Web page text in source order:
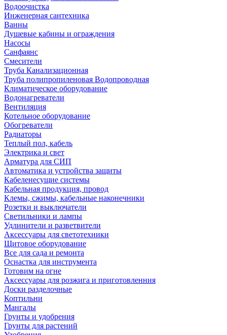
Водоочистка
Инженерная сантехника
Ванны
Душевые кабины и ограждения
Насосы
Санфаянс
Смесители
Труба Канализационная
Труба полипропиленовая Водопроводная
Климатическое оборудование
Водонагреватели
Вентиляция
Котельное оборудование
Обогреватели
Радиаторы
Теплый пол, кабель
Электрика и свет
Арматура для СИП
Автоматика и устройства защиты
Кабеленесущие системы
Кабельная продукция, провод
Клемы, сжимы, кабельные наконечники
Розетки и выключатели
Светильники и лампы
Удлинители и разветвители
Аксессуары для светотехники
Щитовое оборудование
Все для сада и ремонта
Оснастка для инструмента
Готовим на огне
Аксессуары для розжига и приготовленния
Доски разделочные
Коптильни
Мангалы
Грунты и удобрения
Грунты для растений